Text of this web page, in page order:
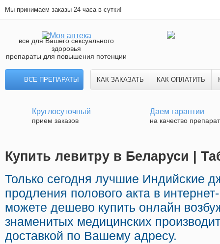
Мы принимаем заказы 24 часа в сутки!
все для Вашего сексуального
здоровья
препараты для повышения потенции
ВСЕ ПРЕПАРАТЫ КАК ЗАКАЗАТЬ КАК ОПЛАТИТЬ
Круглосуточный
прием заказов
Даем гарантии
на качество
Купить левитру в Беларуси |
Только сегодня лучшие Индийские
продления полового акта в
можете дешево купить онлайн
знаменитых медицинских
доставкой по Вашему адресу.